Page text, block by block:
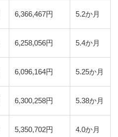
6,366,467円 5.2か月
6,258,056円 5.4か月
6,096,164円 5.25か月
6,300,258円 5.38か月
5,350,702円 4.0か月